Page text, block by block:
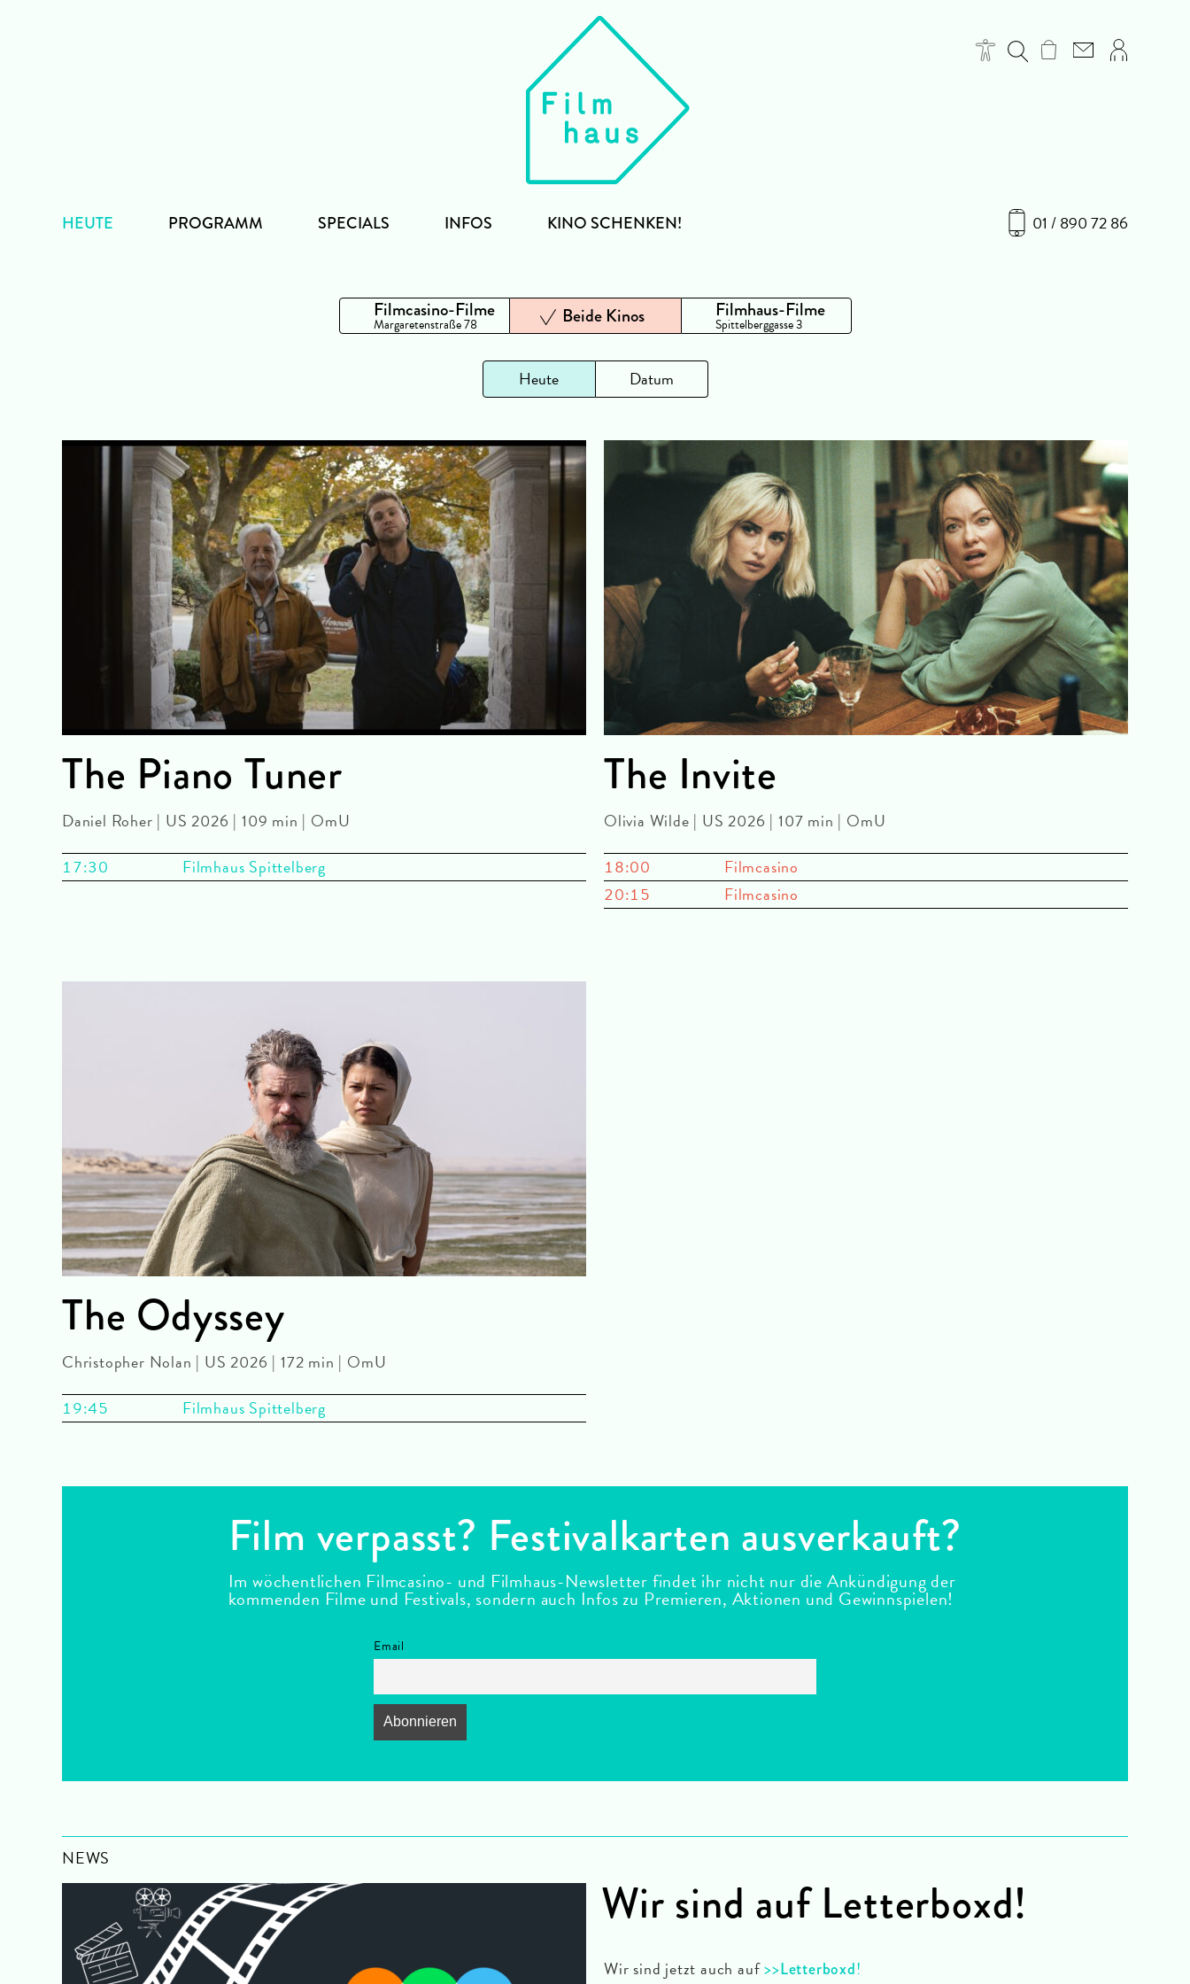
01 / 890 72 86
HEUTE PROGRAMM SPECIALS INFOS KINO SCHENKEN!
Filmcasino-Filme
Margaretenstraße 78 Beide Kinos Filmhaus-Filme
Spittelberggasse 3
Heute Datum
The Piano Tuner
Daniel Roher | US 2026 | 109 min | OmU
17:30
Filmhaus Spittelberg
The Invite
Olivia Wilde | US 2026 | 107 min | OmU
18:00
Filmcasino
20:15
Filmcasino
The Odyssey
Christopher Nolan | US 2026 | 172 min | OmU
19:45
Filmhaus Spittelberg
Film verpasst? Festivalkarten ausverkauft?
Im wöchentlichen Filmcasino- und Filmhaus-Newsletter findet ihr nicht nur die Ankündigung der
kommenden Filme und Festivals, sondern auch Infos zu Premieren, Aktionen und Gewinnspielen!
Email
NEWS
Wir sind auf Letterboxd!
Wir sind jetzt auch auf>>Letterboxd!